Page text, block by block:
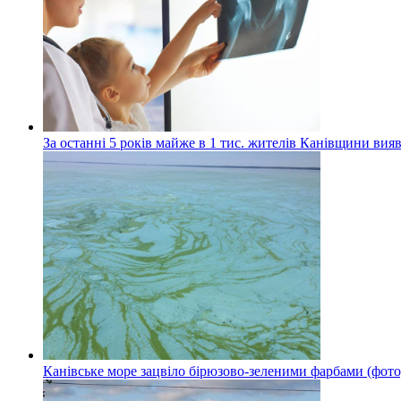
За останні 5 років майже в 1 тис. жителів Канівщини
Канівське море зацвіло бірюзово-зеленими фарбами